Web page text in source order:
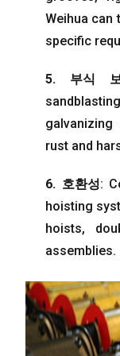
Weihua can
specific
5. 부식
sandblasting
rust and
6. 호환성:
hoisting
hoists,
assemblies.